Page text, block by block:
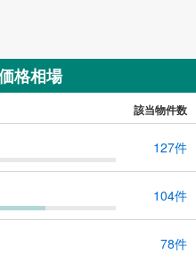
格相場
該当物件数
127件
104件
78件